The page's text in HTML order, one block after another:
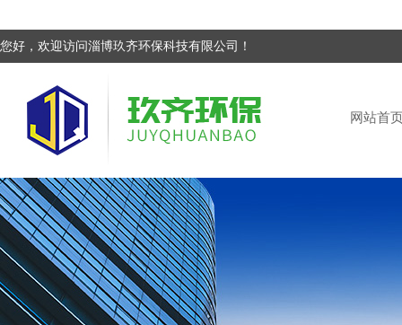
您好，欢迎访问淄博玖齐环保科技有限公司！
网站首